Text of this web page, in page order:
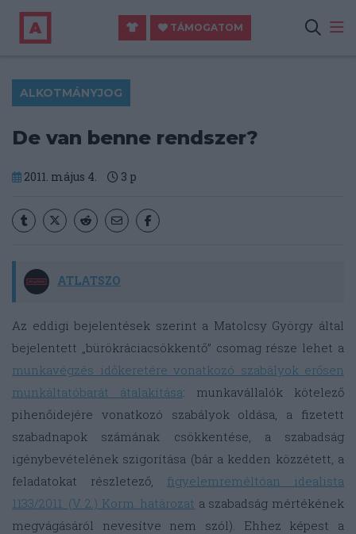
TÁMOGATOM
ALKOTMÁNYJOG
De van benne rendszer?
2011. május 4. 3 p
ATLATSZO
Az eddigi bejelentések szerint a Matolcsy György által
bejelentett „bürökráciacsökkentő” csomag része lehet a
munkavégzés időkeretére vonatkozó szabályok erősen
munkáltatóbarát átalakítása: munkavállalók kötelező
pihenőidejére vonatkozó szabályok oldása, a fizetett
szabadnapok számának csökkentése, a szabadság
igénybevételének szigorítása (bár a kedden közzétett, a
feladatokat részletező, figyelemreméltóan idealista
1133/2011. (V. 2.) Korm. határozat a szabadság mértékének
megvágásáról nevesítve nem szól). Ehhez képest a